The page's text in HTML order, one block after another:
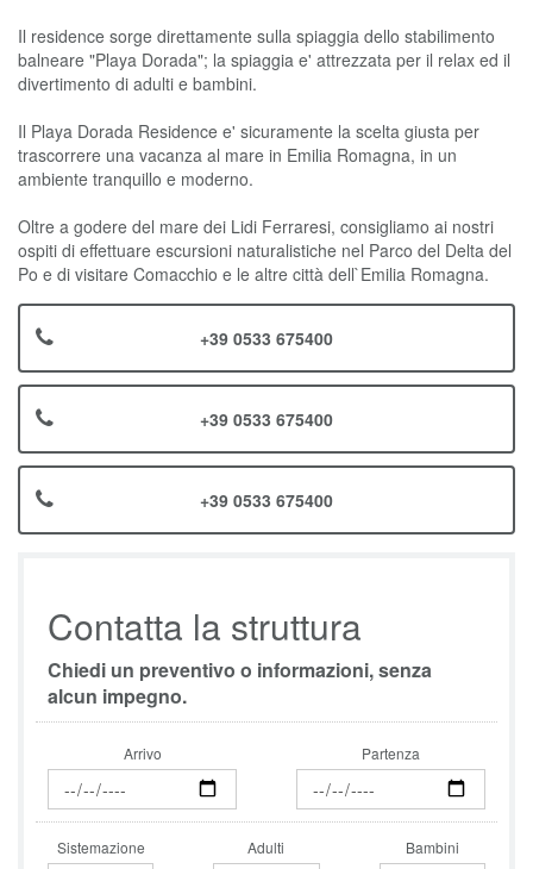
Il residence sorge direttamente sulla spiaggia dello stabilimento
balneare "Playa Dorada"; la spiaggia e' attrezzata per il relax ed il
divertimento di adulti e bambini.
Il Playa Dorada Residence e' sicuramente la scelta giusta per
trascorrere una vacanza al mare in Emilia Romagna, in un
ambiente tranquillo e moderno.
Oltre a godere del mare dei Lidi Ferraresi, consigliamo ai nostri
ospiti di effettuare escursioni naturalistiche nel Parco del Delta del
Po e di visitare Comacchio e le altre città dell`Emilia Romagna.
+39 0533 675400
+39 0533 675400
+39 0533 675400
Contatta la struttura
Chiedi un preventivo o informazioni, senza
alcun impegno.
Arrivo Partenza
Sistemazione Adulti Bambini